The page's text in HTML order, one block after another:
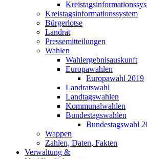
Kreistagsinformationssystem
Bürgerlotse
Landrat
Pressemitteilungen
Wahlen
Wahlergebnisauskunft
Europawahlen
Europawahl 2019
Landratswahl
Landtagswahlen
Kommunalwahlen
Bundestagswahlen
Bundestagswahl
Wappen
Zahlen, Daten, Fakten
Verwaltung &